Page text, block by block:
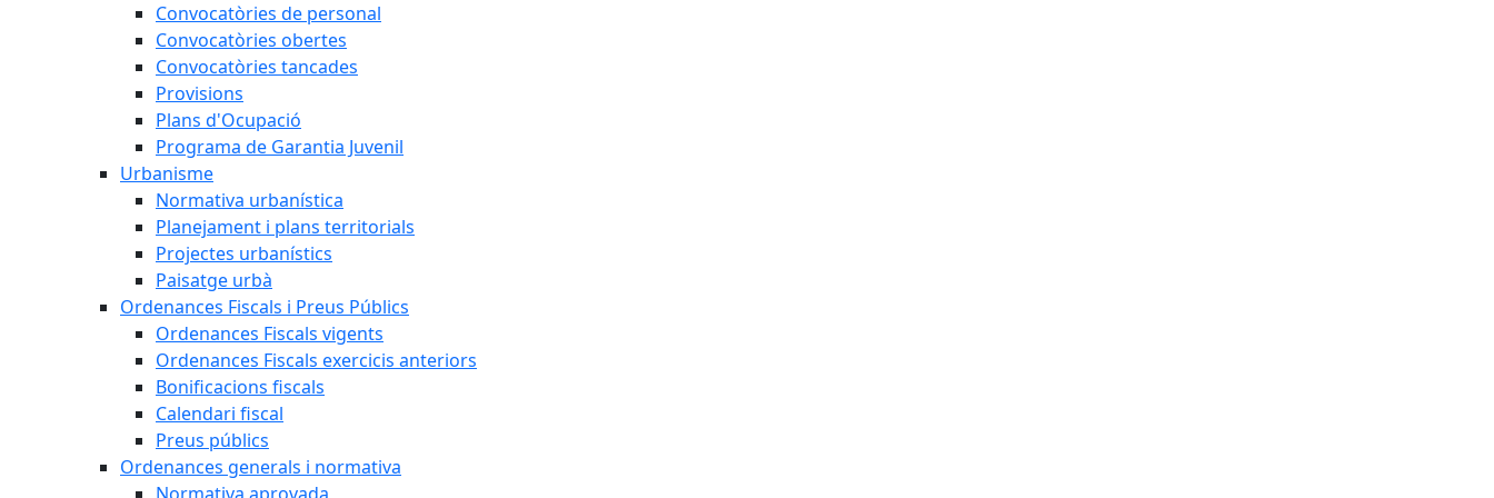
Convocatòries de personal
Convocatòries obertes
Convocatòries tancades
Provisions
Plans d'Ocupació
Programa de Garantia Juvenil
Urbanisme
Normativa urbanística
Planejament i plans territorials
Projectes urbanístics
Paisatge urbà
Ordenances Fiscals i Preus Públics
Ordenances Fiscals vigents
Ordenances Fiscals exercicis anteriors
Bonificacions fiscals
Calendari fiscal
Preus públics
Ordenances generals i normativa